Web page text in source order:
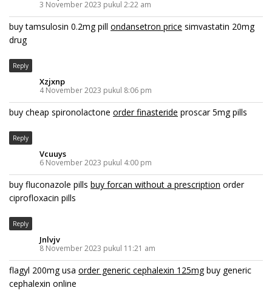
3 November 2023 pukul 2:22 am
buy tamsulosin 0.2mg pill ondansetron price simvastatin 20mg
drug
Reply
Xzjxnp
4 November 2023 pukul 8:06 pm
buy cheap spironolactone order finasteride proscar 5mg pills
Reply
Vcuuys
6 November 2023 pukul 4:00 pm
buy fluconazole pills buy forcan without a prescription order
ciprofloxacin pills
Reply
Jnlvjv
8 November 2023 pukul 11:21 am
flagyl 200mg usa order generic cephalexin 125mgbuy generic
cephalexin online